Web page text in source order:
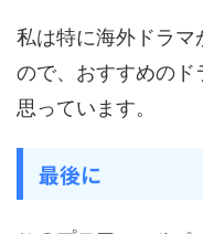
私は特に海外ドラマ
ので、おすすめのド
思っています。
最後に